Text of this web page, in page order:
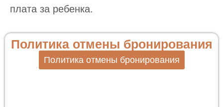
плата за ребенка.
Политика отмены бронирования
Политика отмены бронирования